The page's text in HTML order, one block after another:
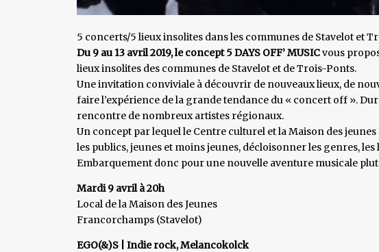
5 concerts/5 lieux insolites dans les communes de Stavelot et
Du 9 au 13 avril 2019, le concept 5 DAYS OFF’ MUSICvous
lieux insolites des communes de Stavelot et de Trois-Ponts.
Une invitation conviviale à découvrir de nouveaux lieux, de
faire l’expérience de la grande tendance du « concert off ».
rencontre de nombreux artistes régionaux.
Un concept par lequel le Centre culturel et la Maison des
les publics, jeunes et moins jeunes, décloisonner les genres,
Embarquement donc pour une nouvelle aventure musicale
Mardi 9 avril à 20h
Local de la Maison des Jeunes
Francorchamps (Stavelot)
EGO(&)S | Indie rock, Melancokolck